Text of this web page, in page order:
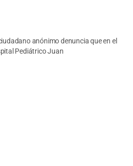
anónimo denuncia que en el
Pediátrico Juan